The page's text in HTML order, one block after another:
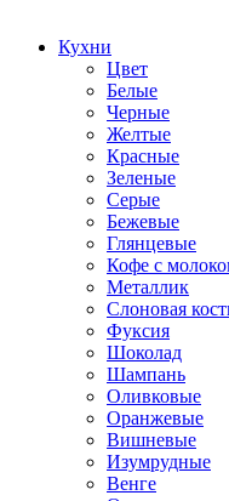
Кухни
Цвет
Белые
Черные
Желтые
Красные
Зеленые
Серые
Бежевые
Глянцевые
Кофе с
Металлик
Слоновая
Фуксия
Шоколад
Шампань
Оливковые
Оранжевые
Вишневые
Изумрудные
Венге